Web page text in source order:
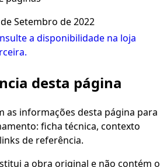
Setembro de 2022
a disponibilidade na loja
desta página
as informações desta página para
ficha técnica, contexto
de referência.
a obra original e não contém o